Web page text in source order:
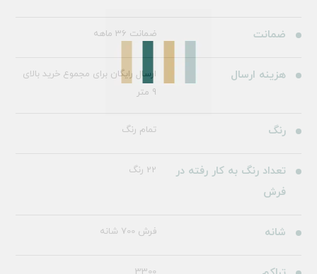
ضمانت ضمانت 36 ماهه
هزینه ارسال
ارسال رایگان برای مجموع خرید بالای
9 متر
رنگ تمام رنگ
تعداد رنگ به کار رفته در
فرش
22 رنگ
شانه فرش 700 شانه